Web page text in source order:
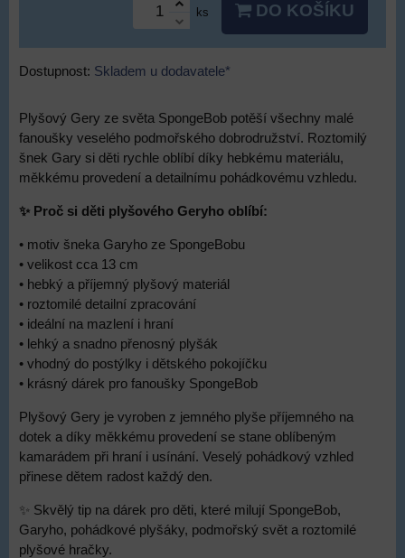
ks DO KOŠÍKU
Dostupnost: Skladem u dodavatele*
Plyšový Gery ze světa SpongeBob potěší všechny malé
fanoušky veselého podmořského dobrodružství. Roztomilý
šnek Gary si děti rychle oblíbí díky hebkému materiálu,
měkkému provedení a detailnímu pohádkovému vzhledu.
✨ Proč si děti plyšového Geryho oblíbí:
• motiv šneka Garyho ze SpongeBobu
• velikost cca 13 cm
• hebký a příjemný plyšový materiál
• roztomilé detailní zpracování
• ideální na mazlení i hraní
• lehký a snadno přenosný plyšák
• vhodný do postýlky i dětského pokojíčku
• krásný dárek pro fanoušky SpongeBob
Plyšový Gery je vyroben z jemného plyše příjemného na
dotek a díky měkkému provedení se stane oblíbeným
kamarádem při hraní i usínání. Veselý pohádkový vzhled
přinese dětem radost každý den.
✨ Skvělý tip na dárek pro děti, které milují SpongeBob,
Garyho, pohádkové plyšáky, podmořský svět a roztomilé
plyšové hračky.